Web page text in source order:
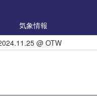
気象情報
@ OTW